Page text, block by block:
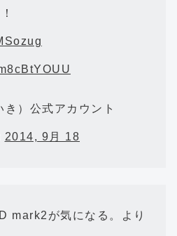
）公式アカウント
2014, 9月 18
mark2が気になる。より